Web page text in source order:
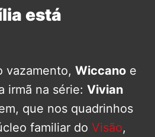
está
vazamento, Wiccano e
irmã na série: Vivian
que nos quadrinhos
familiar do Visão,